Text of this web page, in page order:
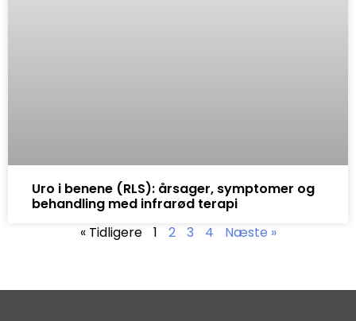
Uro i benene (RLS): årsager, symptomer og
behandling med infrarød terapi
« Tidligere
1 2 3 4 Næste »